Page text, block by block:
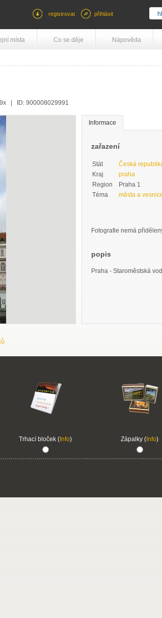
registrovat přihlásit
místa Co se děje Nápověda
| ID: 900008029991
zařazení
Stát
Česká
Kraj
praha
Region
Praha 1
Téma
města a
Fotografie nemá
popis
Praha - Staroměstská
Informace
Trhací bloček ( Info) Zápalky ( Info)